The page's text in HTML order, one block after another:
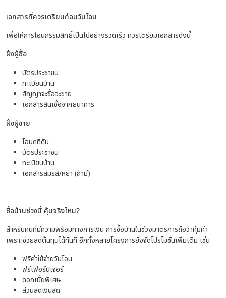
เอกสารที่ควรเตรียมก่อนวันโอน
เพื่อให้การโอนกรรมสิทธิ์เป็นไปอย่างรวดเร็ว ควรเตรียมเอกสารดังนี้
ฝั่งผู้ซื้อ
บัตรประชาชน
ทะเบียนบ้าน
สัญญาจะซื้อจะขาย
เอกสารสินเชื่อจากธนาคาร
ฝั่งผู้ขาย
โฉนดที่ดิน
บัตรประชาชน
ทะเบียนบ้าน
เอกสารสมรส/หย่า (ถ้ามี)
ซื้อบ้านช่วงนี้ คุ้มจริงไหม?
สำหรับคนที่มีความพร้อมทางการเงิน การซื้อบ้านในช่วงมาตรการถือว่าคุ้มค่า
เพราะช่วยลดต้นทุนได้ทันที อีกทั้งหลายโครงการยังจัดโปรโมชั่นเพิ่มเติม เช่น
ฟรีค่าใช้จ่ายวันโอน
ฟรีเฟอร์นิเจอร์
ดอกเบี้ยพิเศษ
ส่วนลดเงินสด